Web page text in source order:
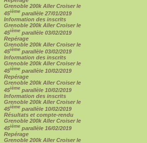
Grenoble 200k Aller Croiser le
45ième parallèle 27/01/2019
Information des inscrits
Grenoble 200k Aller Croiser le
45ième parallèle 03/02/2019
Repérage
Grenoble 200k Aller Croiser le
45ième parallèle 03/02/2019
Information des inscrits
Grenoble 200k Aller Croiser le
45ième parallèle 10/02/2019
Repérage
Grenoble 200k Aller Croiser le
45ième parallèle 10/02/2019
Information des inscrits
Grenoble 200k Aller Croiser le
45ième parallèle 10/02/2019
Résultats et compte-rendu
Grenoble 200k Aller Croiser le
45ième parallèle 16/02/2019
Repérage
Grenoble 200k Aller Croiser le